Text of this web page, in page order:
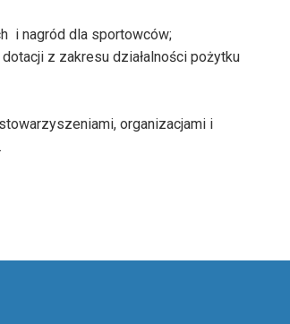
i nagród dla sportowców;
z zakresu działalności pożytku
organizacjami i